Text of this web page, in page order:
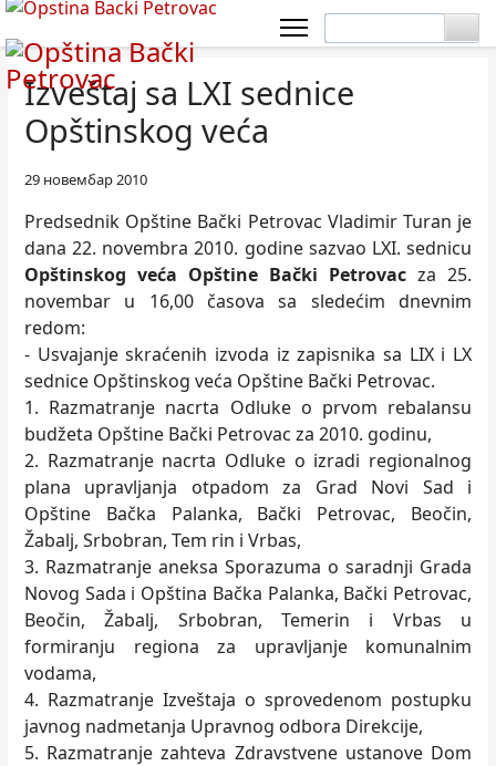
Izveštaj sa LXI sednice
Opštinskog veća
29 новембар 2010
Predsednik Opštine Bački Petrovac Vladimir Turan je
dana 22. novembra 2010. godine sazvao LXI. sednicu
Opštinskog veća Opštine Bački Petrovac za 25.
novembar u 16,00 časova sa sledećim dnevnim
redom:
- Usvajanje skraćenih izvoda iz zapisnika sa LIX i LX
sednice Opštinskog veća Opštine Bački Petrovac.
1. Razmatranje nacrta Odluke o prvom rebalansu
budžeta Opštine Bački Petrovac za 2010. godinu,
2. Razmatranje nacrta Odluke o izradi regionalnog
plana upravljanja otpadom za Grad Novi Sad i
Opštine Bačka Palanka, Bački Petrovac, Beočin,
Žabalj, Srbobran, Tem rin i Vrbas,
3. Razmatranje aneksa Sporazuma o saradnji Grada
Novog Sada i Opština Bačka Palanka, Bački Petrovac,
Beočin, Žabalj, Srbobran, Temerin i Vrbas u
formiranju regiona za upravljanje komunalnim
vodama,
4. Razmatranje Izveštaja o sprovedenom postupku
javnog nadmetanja Upravnog odbora Direkcije,
5. Razmatranje zahteva Zdravstvene ustanove Dom